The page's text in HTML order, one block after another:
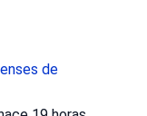
de